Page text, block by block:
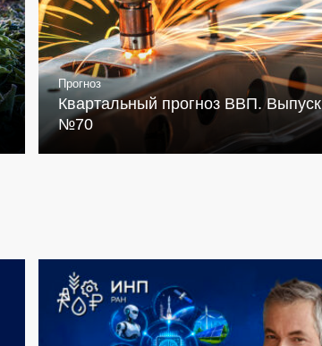
Прогноз
Квартальный прогноз ВВП. Выпуск
№70